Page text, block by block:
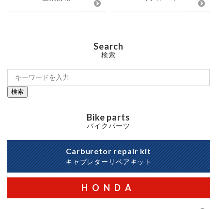
Search
検索
検索
Bike parts
バイクパーツ
Carburetor repair kit
キャブレターリペアキット
HONDA